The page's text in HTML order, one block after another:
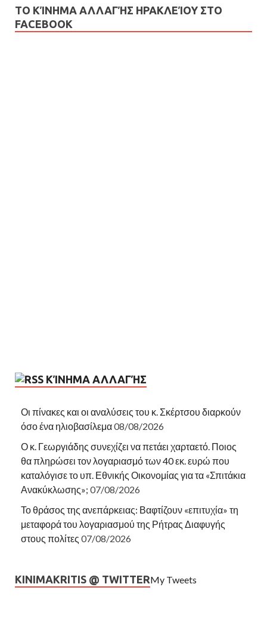
ΤΟ ΚΊΝΗΜΑ ΑΛΛΑΓΉΣ ΗΡΑΚΛΕΊΟΥ ΣΤΟ
FACEBOOK
ΚΊΝΗΜΑ ΑΛΛΑΓΉΣ
Οι πίνακες και οι αναλύσεις του κ. Σκέρτσου διαρκούν
όσο ένα ηλιοβασίλεμα08/08/2026
Ο κ. Γεωργιάδης συνεχίζει να πετάει χαρταετό. Ποιος
θα πληρώσει τον λογαριασμό των 40 εκ. ευρώ που
καταλόγισε το υπ. Εθνικής Οικονομίας για τα «Σπιτάκια
Ανακύκλωσης»; 07/08/2026
Το θράσος της ανεπάρκειας: Βαφτίζουν «επιτυχία» τη
μεταφορά του λογαριασμού της Ρήτρας Διαφυγής
στους πολίτες 07/08/2026
KINIMAKRITIS @ TWITTERMy Tweets